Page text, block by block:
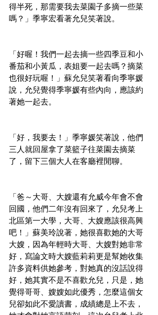
得半死，那需要我去菜園子多摘一些菜
嗎？」季寧宏看著允兒笑著說。
「好喔！我們一起去摘一些四季豆和小
番茄和小黃瓜，表姐要一起去嗎？摘菜
也很好玩喔！」蘇允兒笑著看向季寧媛
說，允兒覺得季寧媛有些內向，應該約
著她一起去。
「好，我要去！」季寧媛笑著說，他們
三人就回屋拿了菜籃子往菜園去摘菜
了，留下三個大人在客廳裡閒聊。
「爸～大哥、大嫂還有允威今年會不會
回國，他們二年沒有回來了，允兒考上
北區第一大學，大哥、大嫂應該很高興
吧！」蘇美玲說著，她很喜歡她的大哥
大嫂，因為年輕時大哥、大嫂對她非常
好，寫論文時大嫂藍莉莉更是幫她收集
許多資料供她參考，對她真的沒話說得
好，她其實不是不喜歡允兒，只是，她
覺得哥哥、嫂嫂如此優秀，怎麼這個女
兒卻如此不愛讀書，成績總是上不去，